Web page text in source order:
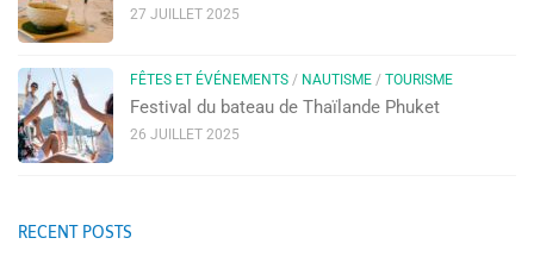
27 JUILLET 2025
FÊTES ET ÉVÉNEMENTS / NAUTISME / TOURISME
Festival du bateau de Thaïlande Phuket
26 JUILLET 2025
RECENT POSTS